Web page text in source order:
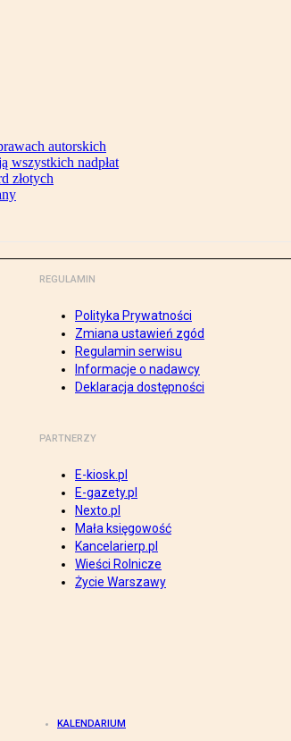
autorskich
wszystkich nadpłat
złotych
REGULAMIN
Polityka Prywatności
Zmiana ustawień zgód
Regulamin serwisu
Informacje o nadawcy
Deklaracja dostępności
PARTNERZY
E-kiosk.pl
E-gazety.pl
Nexto.pl
Mała księgowość
Kancelarierp.pl
Wieści Rolnicze
Życie Warszawy
KALENDARIUM